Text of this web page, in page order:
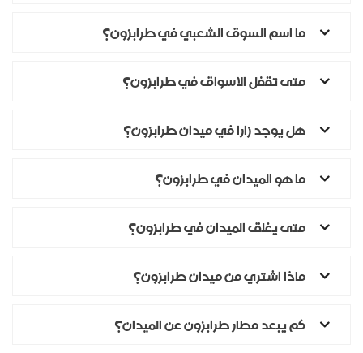
ما اسم السوق الشعبي في طرابزون؟
متى تقفل الاسواق في طرابزون؟
هل يوجد زارا في ميدان طرابزون؟
ما هو الميدان في طرابزون؟
متى يغلق الميدان في طرابزون؟
ماذا اشتري من ميدان طرابزون؟
كم يبعد مطار طرابزون عن الميدان؟